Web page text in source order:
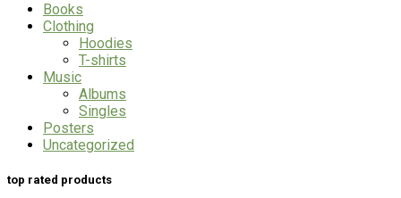
Books
Clothing
Hoodies
T-shirts
Music
Albums
Singles
Posters
Uncategorized
top rated products